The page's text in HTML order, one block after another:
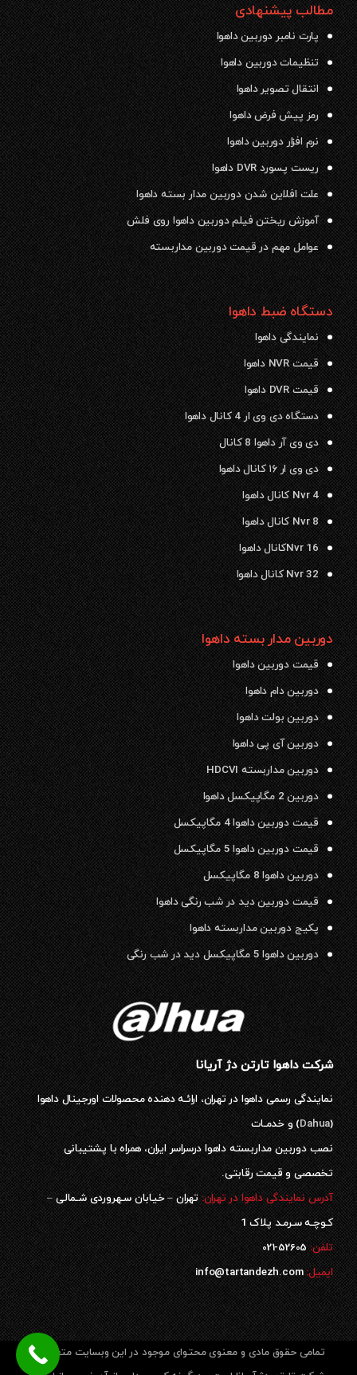
مطالب پیشنهادی
پارت نامبر دوربین داهوا
تنظیمات دوربین داهوا
انتقال تصویر داهوا
رمز پیش فرض داهوا
نرم افزار دوربین داهوا
ریست پسورد DVR داهوا
علت افلاین شدن دوربین مدار بسته داهوا
آموزش ریختن فیلم دوربین داهوا روی فلش
عوامل مهم در قیمت دوربین مداربسته
دستگاه ضبط داهوا
نمایندگی داهوا
قیمت NVR داهوا
قیمت DVR داهوا
دستگاه دی وی ار 4 کانال داهوا
دی وی آر داهوا 8 کانال
دی وی ار ۱۶ کانال داهوا
Nvr 4 کانال داهوا
Nvr 8 کانال داهوا
Nvr 16کانال داهوا
Nvr 32 کانال داهوا
دوربین مدار بسته داهوا
قیمت دوربین داهوا
دوربین دام داهوا
دوربین بولت داهوا
دوربین آی پی داهوا
دوربین مداربسته HDCVI
دوربین 2 مگاپیکسل داهوا
قیمت دوربین داهوا 4 مگاپیکسل
قیمت دوربین داهوا 5 مگاپیکسل
دوربین داهوا 8 مگاپیکسل
قیمت دوربین دید در شب رنگی داهوا
پکیج دوربین مداربسته داهوا
دوربین داهوا 5 مگاپیکسل دید در شب رنگی
شرکت داهوا تارتن دژ آریانا
نمایندگی رسمی داهوا در تهران، ارائـه دهنده محصولات اورجینال داهوا
(
Dahua) و خدمـات
نصب دوربین مداربسته داهوا درسراسر ایران، همراه با پشتیبانی
تخصصی و قیمت رقابتی.
آدرس نمایندگی داهوا در تهران:تهران – خیابان سـهروردی شـمالی –
کـوچـه سـرمـد پلاک 1
تلفن:52605-021
ایمیل:info@tartandezh.com
تمامی حقوق مادی و معنوی محتوای موجود در این وبسایت متعلق به